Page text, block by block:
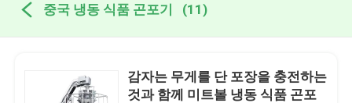
중국 냉동 식품 곤포기 (11)
감자는 무게를 단 포장을 충전하는
것과 함께 미트볼 냉동 식품 곤포